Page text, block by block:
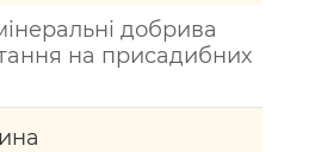
добрива
на присадибних